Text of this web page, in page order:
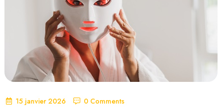
15 janvier 2026 0 Comments